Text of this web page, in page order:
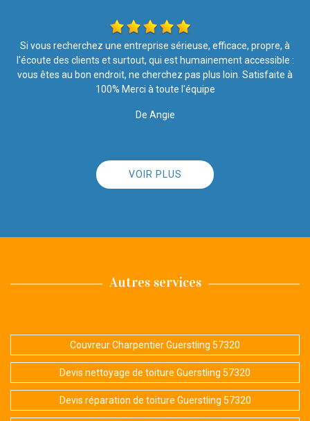
Travail soigné Très satisfaite de l’entretien de la toiture Équipe
sérieuse
De Brindille57
VOIR PLUS
Autres services
Couvreur Charpentier Guerstling 57320
Devis nettoyage de toiture Guerstling 57320
Devis réparation de toiture Guerstling 57320